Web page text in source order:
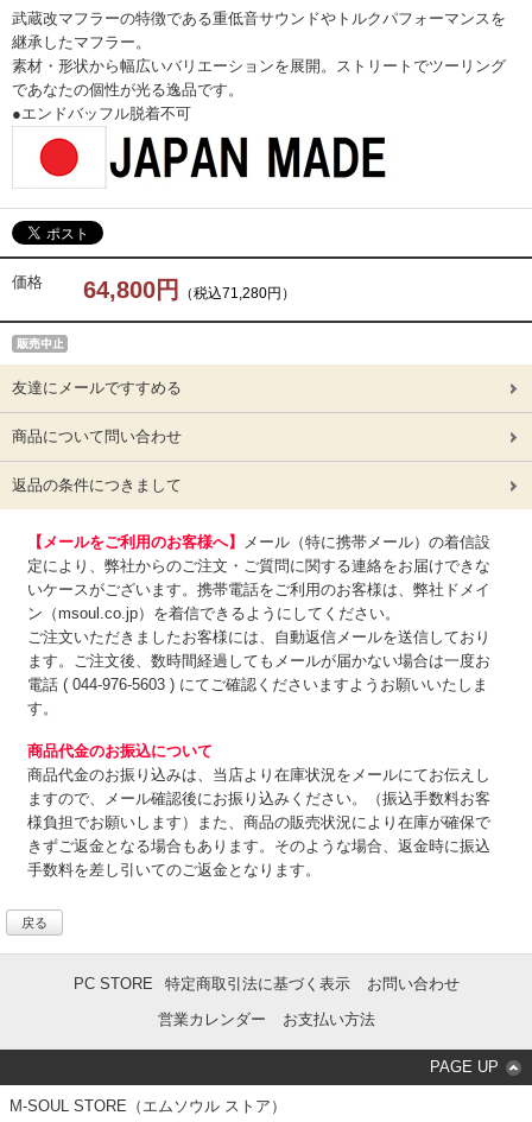
武蔵改マフラーの特徴である重低音サウンドやトルクパフォーマンスを
継承したマフラー。
素材・形状から幅広いバリエーションを展開。ストリートでツーリング
であなたの個性が光る逸品です。
●エンドバッフル脱着不可
価格 64,800円 （税込71,280円）
友達にメールですすめる
商品について問い合わせ
返品の条件につきまして
【メールをご利用のお客様へ】
メール（特に携帯メール）の着信設
定により、弊社からのご注文・ご質問に関する連絡をお届けできな
いケースがございます。携帯電話をご利用のお客様は、弊社ドメイ
ン（msoul.co.jp）を着信できるようにしてください。
ご注文いただきましたお客様には、自動返信メールを送信しており
ます。ご注文後、数時間経過してもメールが届かない場合は一度お
電話 ( 044-976-5603 ) にてご確認くださいますようお願いいたしま
す。
商品代金のお振込について
商品代金のお振り込みは、 当店より在庫状況をメールにてお伝えし
ますので、メール確認後にお振り込みください。（振込手数料お客
様負担でお願いします）また、商品の販売状況により在庫が確保で
きずご返金となる場合もあります。そのような場合、返金時に振込
手数料を差し引いてのご返金となります。
戻る
PC STORE 特定商取引法に基づく表示
お問い合わせ
営業カレンダー
お支払い方法
PAGE UP
M-SOUL STORE（エムソウル ストア）